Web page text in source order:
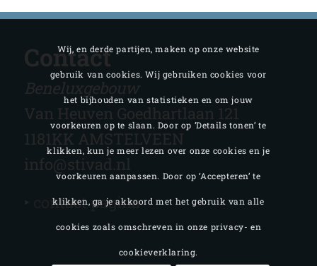
Contact
Beneluxgebouw
Van Heuven Goedhartlaan 121
1181KK AMSTELVEEN
info@stivad.nl
‣
contact pagina
Wij, en derde partijen, maken op onze website
gebruik van cookies. Wij gebruiken cookies voor
het bijhouden van statistieken en om jouw
voorkeuren op te slaan. Door op ‘Details tonen’ te
klikken, kun je meer lezen over onze cookies en je
voorkeuren aanpassen. Door op ‘Accepteren’ te
klikken, ga je akkoord met het gebruik van alle
cookies zoals omschreven in onze privacy- en
cookieverklaring.